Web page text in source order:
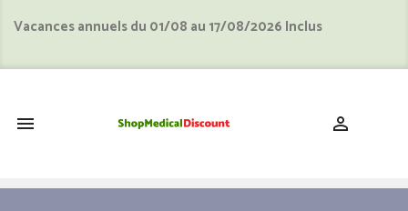
Vacances annuels du 01/08 au 17/08/2026 Inclus
 